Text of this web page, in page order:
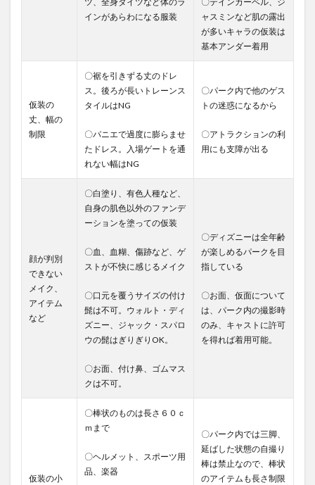
インがあらわになる服装
ャスミンなど肌の露出
が多いキャラの仮装は
基本アンダー着用
仮装の
丈、幅の
制限
〇裾を引きずる丈のドレ
ス。後ろが長いトレーンス
タイルはNG
〇パニエで過度に膨らませ
たドレス。入場ゲートを通
れない幅はNG
〇パーク内で他のゲス
トの迷惑になるから
〇アトラクションの利
用にも支障が出る
顔が判別
できない
メイク、
アイテム
など
〇白塗り、有色人種など、
自身の肌色以外のファンデ
ーションを塗っての仮装
〇血、血糊、傷跡など、ゲ
ストが不快に感じるメイク
〇口元を覆うサイズの付け
髭は不可。ウォルト・ディ
ズニー、ジャック・スパロ
ウの髭はぎりぎりOK。
〇お面、付け鼻、ゴムマス
クは不可。
〇ディズニーは全年齢
が楽しめるパークを目
指している
〇お面、仮面について
は、パーク内の撮影時
のみ、キャストに許可
を得れば着用可能。
仮装の小
〇棒状のものは長さ６０ｃ
ｍまで
〇ヘルメット、スポーツ用
品、楽器
〇パーク内では三脚、
延ばした状態の自撮り
棒は禁止なので、棒状
のアイテムも長さ制限